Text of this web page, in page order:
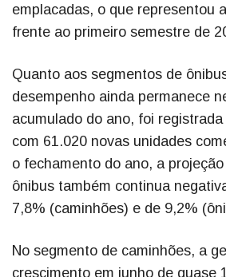
emplacadas, o que representou
frente ao primeiro semestre de
Quanto aos segmentos de
desempenho ainda permanece
acumulado do ano, foi
com 61.020 novas unidades
o fechamento do ano, a
ônibus também continua
7,8% (caminhões) e de 9,2%
No segmento de caminhões, a
crescimento em junho de quase